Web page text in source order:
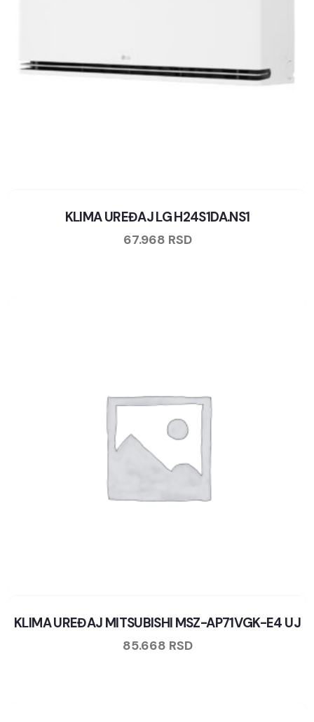
KLIMA UREĐAJ LG H24S1DA.NS1
67.968 RSD
KLIMA UREĐAJ MITSUBISHI MSZ-AP71VGK-E4 UJ
85.668 RSD